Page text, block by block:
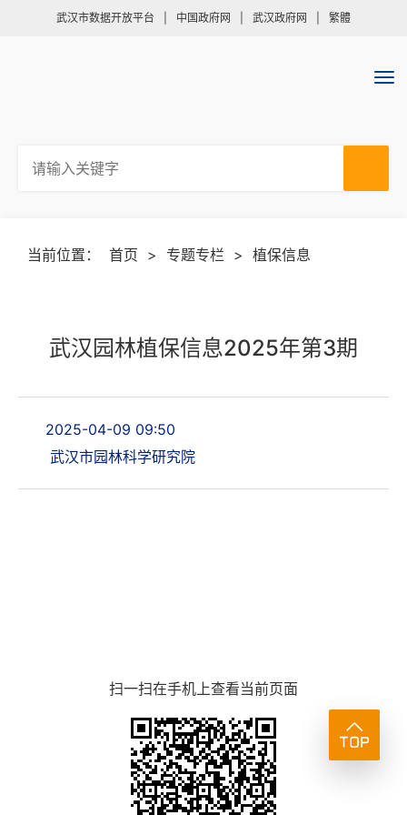
武汉市数据开放平台 中国政府网 武汉政府网 繁體
当前位置： 首页 > 专题专栏 > 植保信息
武汉园林植保信息2025年第3期
2025-04-09 09:50
武汉市园林科学研究院
扫一扫在手机上查看当前页面